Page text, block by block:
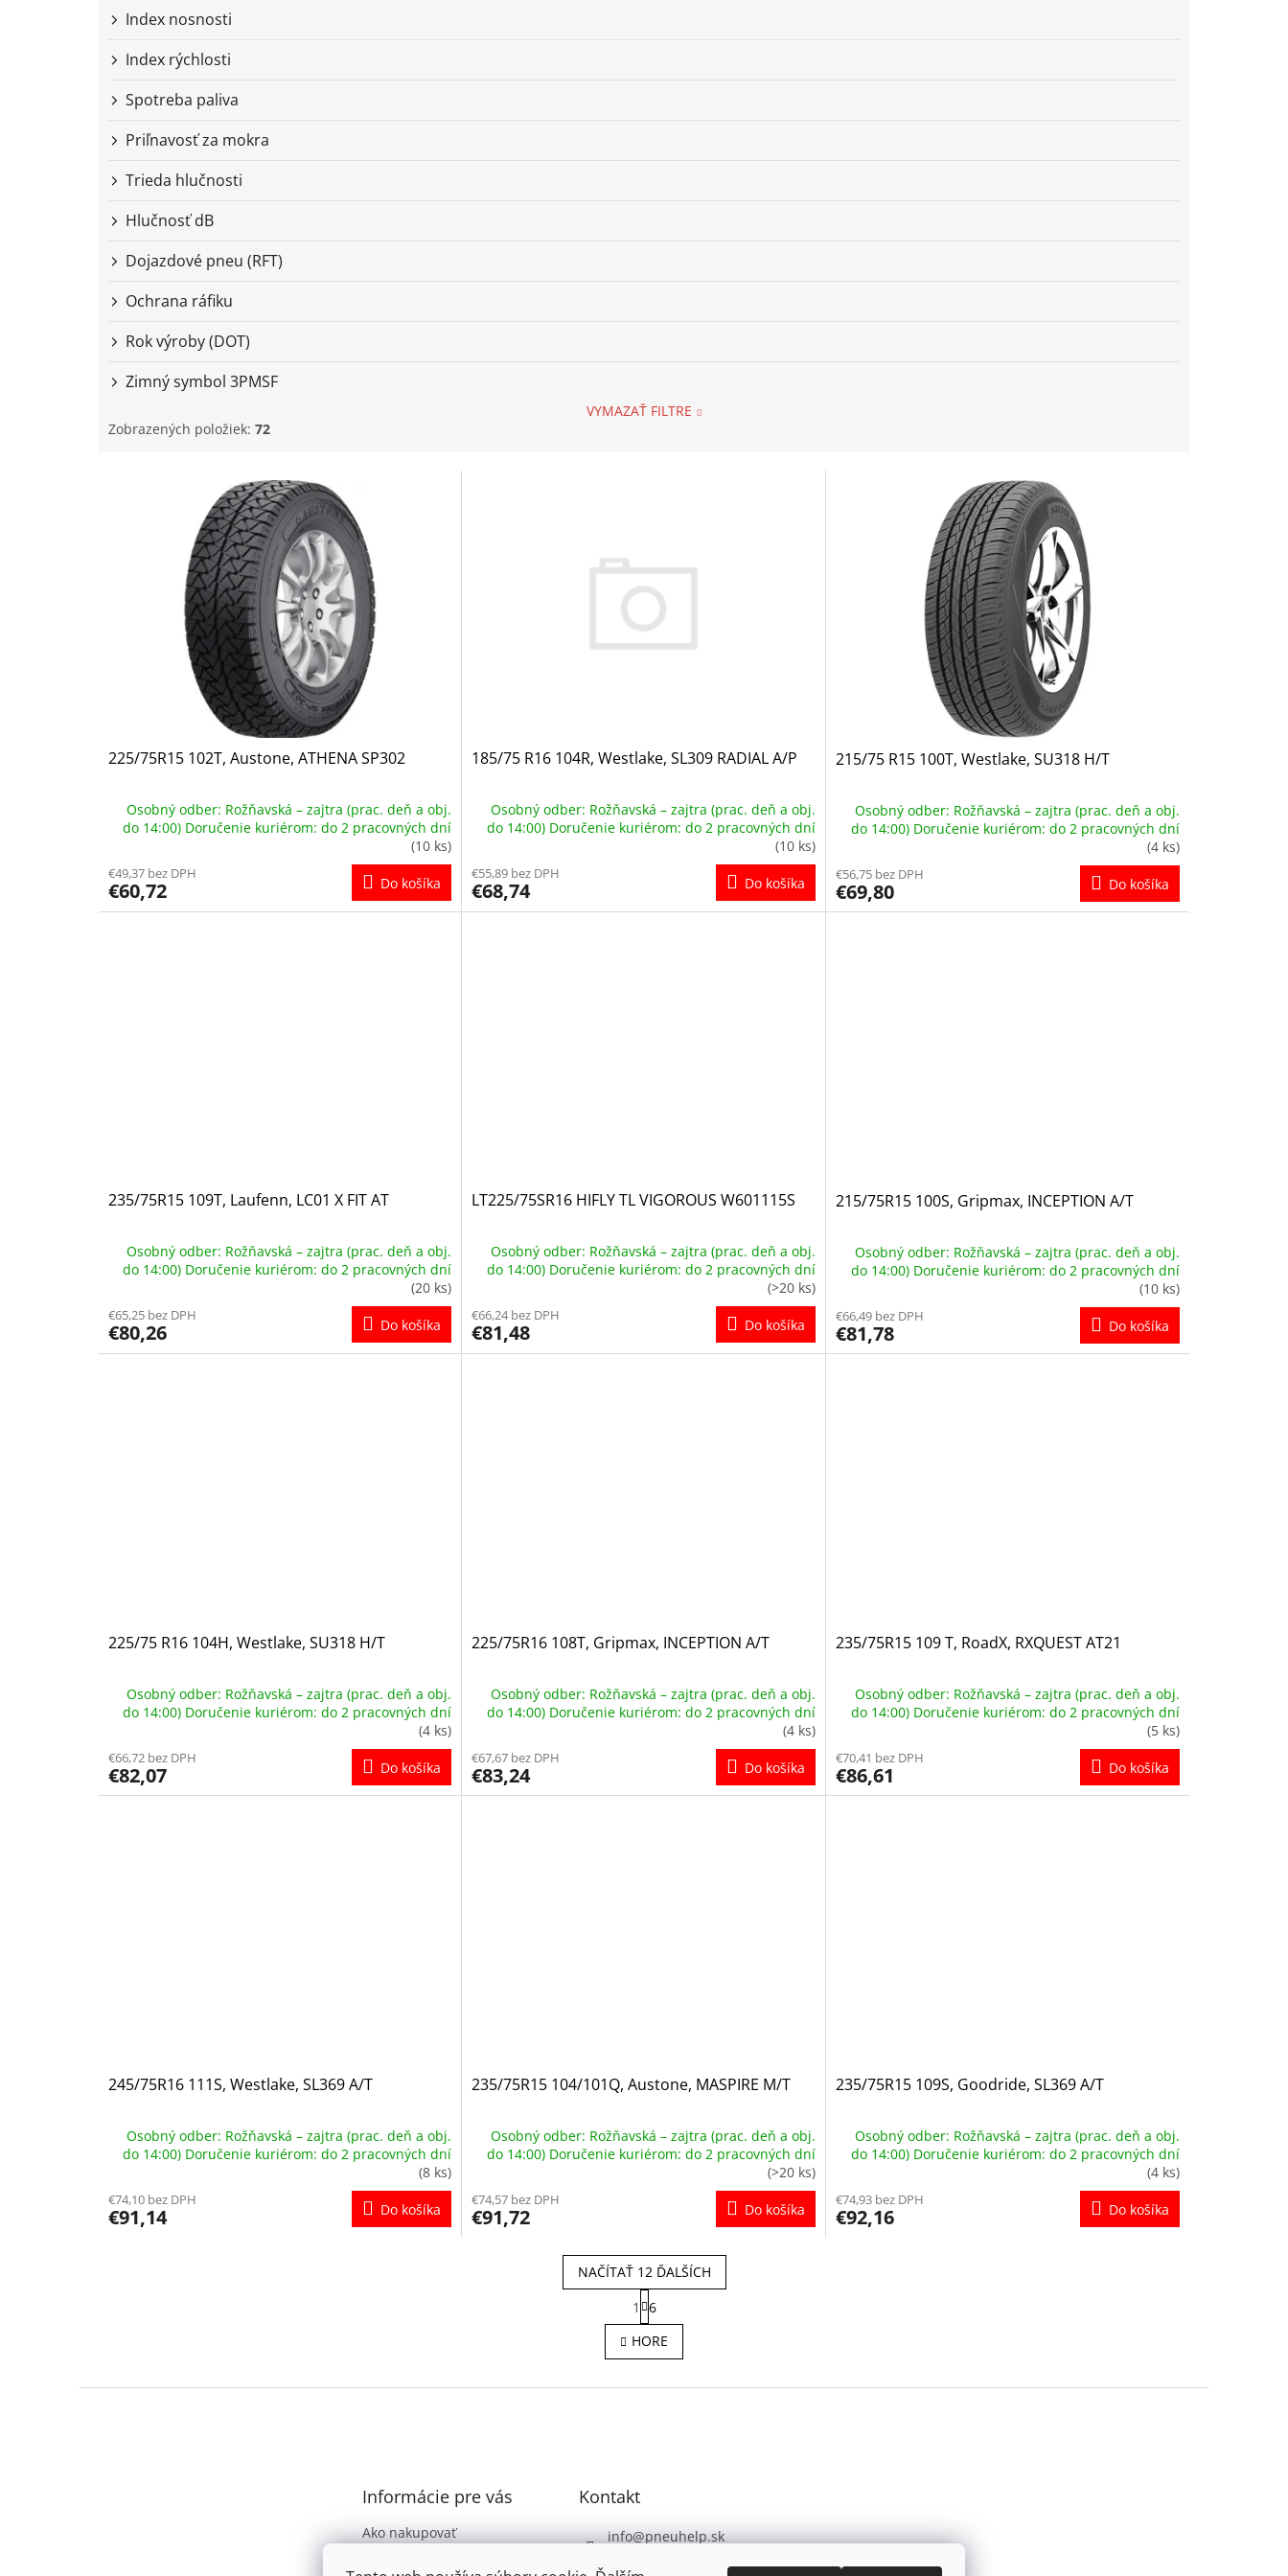
Index nosnosti
Index rýchlosti
Spotreba paliva
Priľnavosť za mokra
Trieda hlučnosti
Hlučnosť dB
Dojazdové pneu (RFT)
Ochrana ráfiku
Rok výroby (DOT)
Zimný symbol 3PMSF
VYMAZAŤ FILTRE
Zobrazených položiek: 72
225/75R15 102T, Austone, ATHENA SP302
Osobný odber: Rožňavská – zajtra (prac. deň a obj.
do 14:00) Doručenie kuriérom: do 2 pracovných dní
(10 ks)
€49,37 bez DPH
€60,72 Do košíka
185/75 R16 104R, Westlake, SL309 RADIAL A/P
Osobný odber: Rožňavská – zajtra (prac. deň a obj.
do 14:00) Doručenie kuriérom: do 2 pracovných dní
(10 ks)
€55,89 bez DPH
€68,74 Do košíka
215/75 R15 100T, Westlake, SU318 H/T
Osobný odber: Rožňavská – zajtra (prac. deň a obj.
do 14:00) Doručenie kuriérom: do 2 pracovných dní
(4 ks)
€56,75 bez DPH
€69,80 Do košíka
235/75R15 109T, Laufenn, LC01 X FIT AT
Osobný odber: Rožňavská – zajtra (prac. deň a obj.
do 14:00) Doručenie kuriérom: do 2 pracovných dní
(20 ks)
€65,25 bez DPH
€80,26 Do košíka
LT225/75SR16 HIFLY TL VIGOROUS W601115S
Osobný odber: Rožňavská – zajtra (prac. deň a obj.
do 14:00) Doručenie kuriérom: do 2 pracovných dní
(>20 ks)
€66,24 bez DPH
€81,48 Do košíka
215/75R15 100S, Gripmax, INCEPTION A/T
Osobný odber: Rožňavská – zajtra (prac. deň a obj.
do 14:00) Doručenie kuriérom: do 2 pracovných dní
(10 ks)
€66,49 bez DPH
€81,78 Do košíka
225/75 R16 104H, Westlake, SU318 H/T
Osobný odber: Rožňavská – zajtra (prac. deň a obj.
do 14:00) Doručenie kuriérom: do 2 pracovných dní
(4 ks)
€66,72 bez DPH
€82,07 Do košíka
225/75R16 108T, Gripmax, INCEPTION A/T
Osobný odber: Rožňavská – zajtra (prac. deň a obj.
do 14:00) Doručenie kuriérom: do 2 pracovných dní
(4 ks)
€67,67 bez DPH
€83,24 Do košíka
235/75R15 109 T, RoadX, RXQUEST AT21
Osobný odber: Rožňavská – zajtra (prac. deň a obj.
do 14:00) Doručenie kuriérom: do 2 pracovných dní
(5 ks)
€70,41 bez DPH
€86,61 Do košíka
245/75R16 111S, Westlake, SL369 A/T
Osobný odber: Rožňavská – zajtra (prac. deň a obj.
do 14:00) Doručenie kuriérom: do 2 pracovných dní
(8 ks)
€74,10 bez DPH
€91,14 Do košíka
235/75R15 104/101Q, Austone, MASPIRE M/T
Osobný odber: Rožňavská – zajtra (prac. deň a obj.
do 14:00) Doručenie kuriérom: do 2 pracovných dní
(>20 ks)
€74,57 bez DPH
€91,72 Do košíka
235/75R15 109S, Goodride, SL369 A/T
Osobný odber: Rožňavská – zajtra (prac. deň a obj.
do 14:00) Doručenie kuriérom: do 2 pracovných dní
(4 ks)
€74,93 bez DPH
€92,16 Do košíka
O
v
l
d
k
v
NAČÍTAŤ 12 ĎALŠÍCH
S
t
r
á
n
o
1
6
HORE
Informácie pre vás
Ako nakupovať
Kontakt
info@pneuhelp.sk